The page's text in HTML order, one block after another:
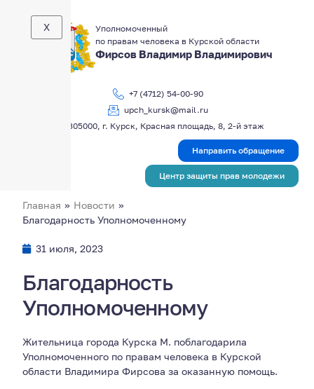
Уполномоченный
по правам человека в Курской области
Фирсов Владимир Владимирович
+7 (4712) 54-00-90
upch_kursk@mail.ru
305000, г. Курск, Красная площадь, 8, 2-й этаж
X
Направить обращение
Центр защиты прав молодежи
Главная » Новости »
Благодарность Уполномоченному
31 июля, 2023
Благодарность
Уполномоченному
Жительница города Курска М. поблагодарила
Уполномоченного по правам человека в Курской
области Владимира Фирсова за оказанную помощь.